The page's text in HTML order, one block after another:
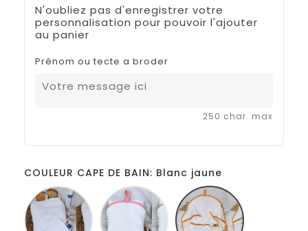
N'oubliez pas d'enregistrer votre
personnalisation pour pouvoir l'ajouter
au panier
Prénom ou tecte a broder
250 char. max
COULEUR CAPE DE BAIN: Blanc jaune
Blanc
Blanc
Rose